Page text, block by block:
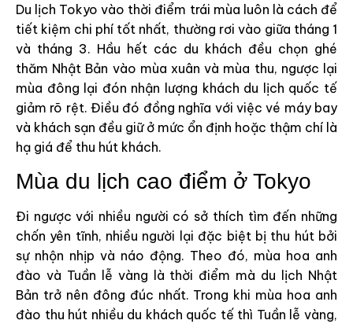
Du lịch Tokyo vào thời điểm trái mùa luôn là cách để
tiết kiệm chi phí tốt nhất, thường rơi vào giữa tháng 1
và tháng 3. Hầu hết các du khách đều chọn ghé
thăm Nhật Bản vào mùa xuân và mùa thu, ngược lại
mùa đông lại đón nhận lượng khách du lịch quốc tế
giảm rõ rệt. Điều đó đồng nghĩa với việc vé máy bay
và khách sạn đều giữ ở mức ổn định hoặc thậm chí là
hạ giá để thu hút khách.
Mùa du lịch cao điểm ở Tokyo
Đi ngược với nhiều người có sở thích tìm đến những
chốn yên tĩnh, nhiều người lại đặc biệt bị thu hút bởi
sự nhộn nhịp và náo động. Theo đó, mùa hoa anh
đào và Tuần lễ vàng là thời điểm mà du lịch Nhật
Bản trở nên đông đúc nhất. Trong khi mùa hoa anh
đào thu hút nhiều du khách quốc tế thì Tuần lễ vàng,